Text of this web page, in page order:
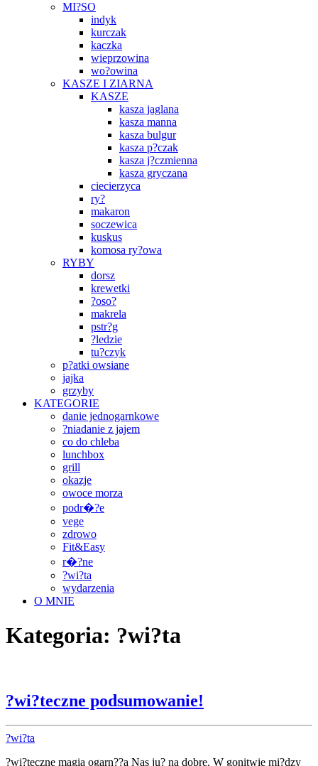
MI?SO
indyk
kurczak
kaczka
wieprzowina
wo?owina
KASZE I ZIARNA
KASZE
kasza jaglana
kasza manna
kasza bulgur
kasza p?czak
kasza j?czmienna
kasza gryczana
ciecierzyca
ry?
makaron
soczewica
kuskus
komosa ry?owa
RYBY
dorsz
krewetki
?oso?
makrela
pstr?g
?ledzie
tu?czyk
p?atki owsiane
jajka
grzyby
KATEGORIE
danie jednogarnkowe
?niadanie z jajem
co do chleba
lunchbox
grill
okazje
owoce morza
podr�?e
vege
zdrowo
Fit&Easy
r�?ne
?wi?ta
wydarzenia
O MNIE
Kategoria: ?wi?ta
?wi?teczne podsumowanie!
?wi?ta
?wi?teczne magia ogarn??a Nas ju? na dobre. W gonitwie mi?dzy